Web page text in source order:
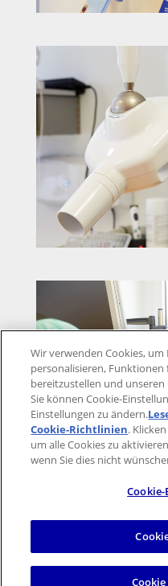
Impressum
Wir verwenden Cookies,
personalisieren, Funktionen
bereitzustellen und
Sie können Cookie-
Einstellungen zu ändern.
Cookie-Richtlinien(opens
.
um alle Cookies zu
wenn Sie dies nicht